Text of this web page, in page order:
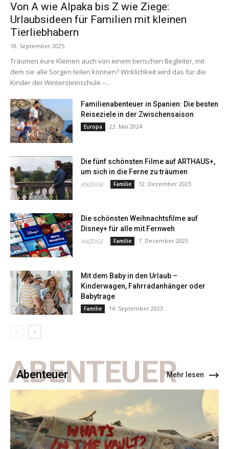
Von A wie Alpaka bis Z wie Ziege:
Urlaubsideen für Familien mit kleinen
Tierliebhabern
18. September 2025
Träumen eure Kleinen auch von einem tierischen Begleiter, mit
dem sie alle Sorgen teilen können? Wirklichkeit wird das für die
Kinder der Wintersteinschule –...
Familienabenteuer in Spanien: Die besten
Reiseziele in der Zwischensaison
Europa 23. Mai 2024
Die fünf schönsten Filme auf ARTHAUS+,
um sich in die Ferne zu träumen
ANZEIGE Familie 12. Dezember 2023
Die schönsten Weihnachtsfilme auf
Disney+ für alle mit Fernweh
ANZEIGE Familie 7. Dezember 2023
Mit dem Baby in den Urlaub –
Kinderwagen, Fahrradanhänger oder
Babytrage
Familie 14. September 2023
Abenteuer
ABENTEUERMehr lesen